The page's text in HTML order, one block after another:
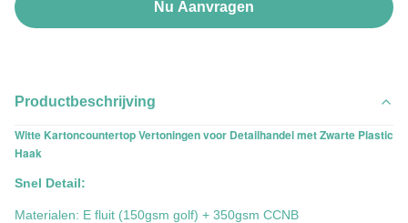
Nu Aanvragen
Productbeschrijving
Witte Kartoncountertop Vertoningen voor Detailhandel met Zwarte Plastic
Haak
Snel Detail:
Materialen: E fluit (150gsm golf) + 350gsm CCNB